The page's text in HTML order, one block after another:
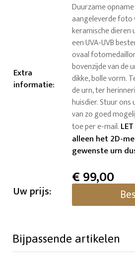
Extra
informatie:
Duurzame
aangeleverde foto
keramische dieren
een UVA-UVB
ovaal
bovenzijde van de
dikke, bolle vorm.
de urn, ter
huisdier. Stuur
van zo goed
toe per e-mail.
alleen het 2D-
gewenste urn
Uw prijs:
€99,00
Bijpassende artikelen